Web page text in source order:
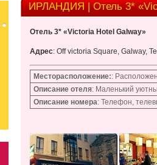
ИРЛАНДИЯ | Отель 3*
Отель 3* «Victoria Hotel Galway»
Адрес: Off victoria Square, Galway,
Месторасположение::
Описание отеля: Маленький
Описание номера: Телефон,